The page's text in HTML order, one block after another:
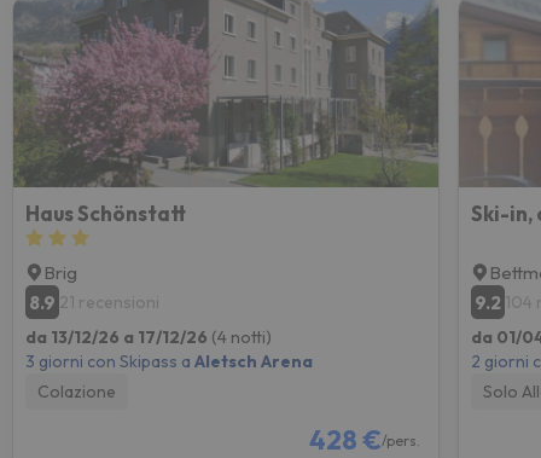
Haus Schönstatt
Brig
8.9 21 recensioni
da 13/12/26 a 17/12/26 (4 notti)
3 giorni con Skipass a Aletsch Arena
Colazione
428 €/pers.
9.2 104
da 01/
2 giorni
Solo